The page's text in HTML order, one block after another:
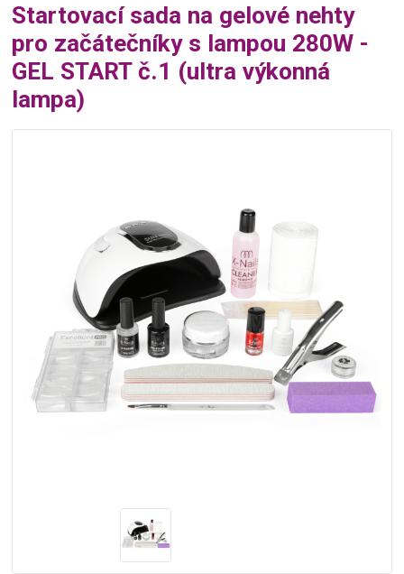
Startovací sada na gelové nehty
pro začátečníky s lampou 280W -
GEL START č.1 (ultra výkonná
lampa)